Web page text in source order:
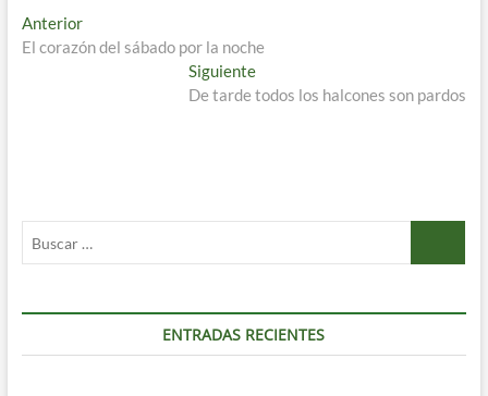
Navegación
de
AnteriorEntrada
anterior:
El corazón del sábado por la noche
SiguienteEntrada
siguiente:
De tarde todos los halcones son pardos
ENTRADAS RECIENTES